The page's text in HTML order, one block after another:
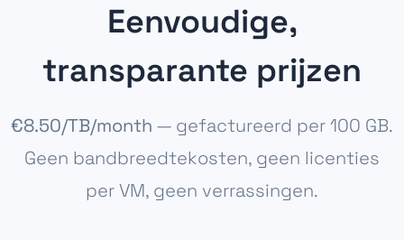
Eenvoudige,
transparante prijzen
€8.50/TB/month — gefactureerd per 100 GB.
Geen bandbreedtekosten, geen licenties
per VM, geen verrassingen.